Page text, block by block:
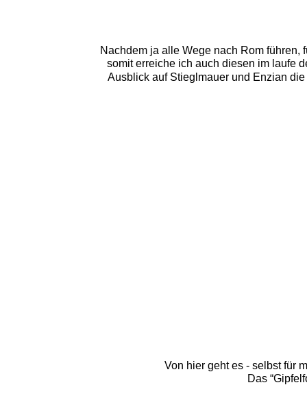
Nachdem ja alle Wege nach Rom
somit erreiche ich auch diesen im laufe
Ausblick auf Stieglmauer und Enzian
Von hier geht es - selbst für
Das